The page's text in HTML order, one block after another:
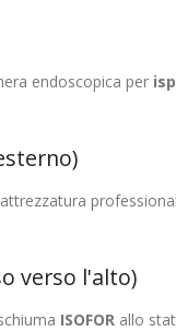
endoscopica per
verso l'alto)
ISOFOR allo